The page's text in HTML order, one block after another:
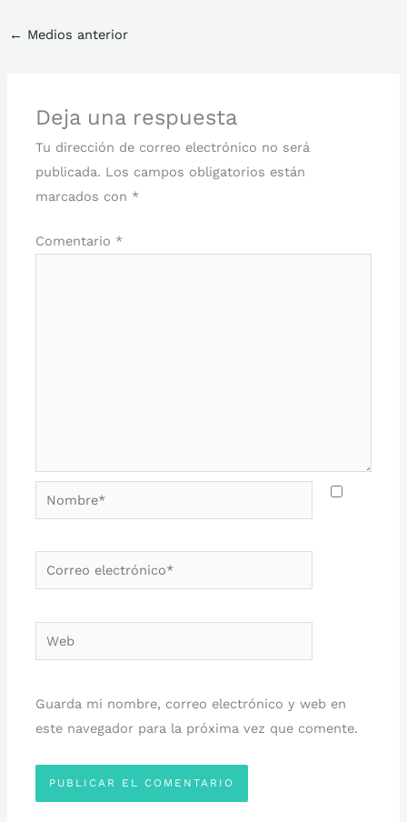
← Medios anterior
Deja una respuesta
Tu dirección de correo electrónico no será
publicada. Los campos obligatorios están
marcados con *
Comentario *
Nombre*
Correo
electrónico*
Web
Guarda mi nombre, correo electrónico y web en
este navegador para la próxima vez que comente.